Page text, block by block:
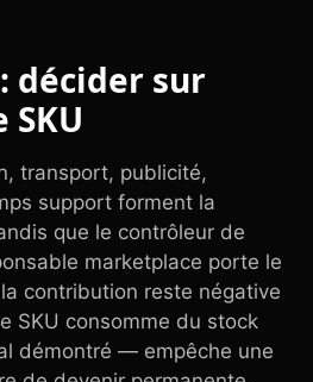
décider sur
transport, publicité,
support forment la
que le contrôleur de
marketplace porte le
contribution reste négative
SKU consomme du stock
démontré — empêche une